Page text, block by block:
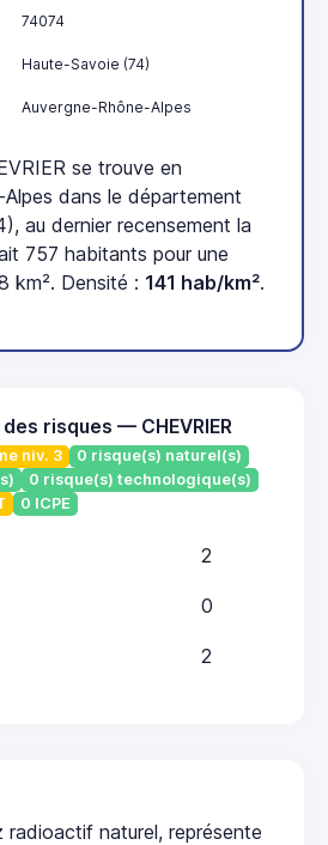
74074
Haute-Savoie (74)
Auvergne-Rhône-Alpes
se trouve en
dans le département
au dernier recensement la
757 habitants pour une
km². Densité : 141 hab/km².
risques — CHEVRIER
niv. 3
0 risque(s) naturel(s)
0 risque(s) technologique(s)
0 ICPE
2
0
2
radioactif naturel, représente